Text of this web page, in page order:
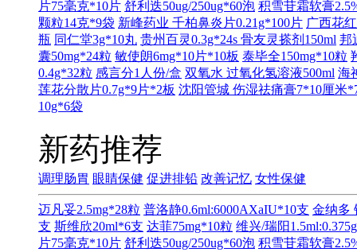
片75毫克*10片 舒利迭50ug/250ug*60泡 积雪苷霜软膏
颗粒14克*9袋 新峰药业 千柏鼻炎片0.21g*100片 广西花
瓶 同仁堂3g*10丸 贵州百灵0.3g*24s 骨友灵搽剂150ml 邦
囊50mg*24粒 敏使朗6mg*10片*10板 泰毕全150mg*10粒
0.4g*32粒 感言分1人份/盒 双氧水 过氧化氢溶液500ml 海
莲花分散片0.7g*9片*2板 沈阳管城 伤湿祛痛膏7*10厘米
10g*6袋
新药推荐
调理肠胃 眼睛保健 促进排铅 改善记忆 女性保健
迈凡妥2.5mg*28粒 普洛静0.6ml:6000AXaIU*10支 金纳多
支 斯维欣20ml*6支 达菲75mg*10粒 维兴/瑞阳
片75毫克*10片 舒利迭50ug/250ug*60泡 积雪苷霜软膏